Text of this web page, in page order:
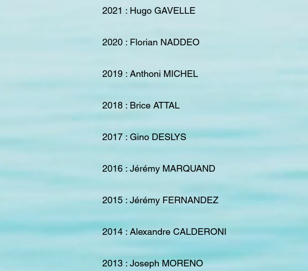
2021 : Hugo GAVELLE
2020 : Florian NADDEO
2019 : Anthoni MICHEL
2018 : Brice ATTAL
2017 : Gino DESLYS
2016 : Jérémy MARQUAND
2015 : Jérémy FERNANDEZ
2014 : Alexandre CALDERONI
2013 : Joseph MORENO